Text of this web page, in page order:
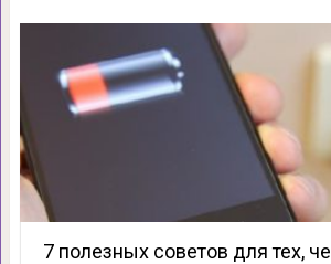
7 полезных советов для тех,